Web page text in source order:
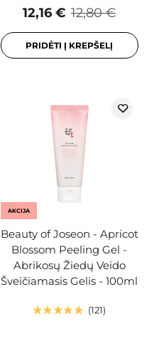
12,80 €
12,16 €
PRIDĖTI Į KREPŠELĮ
AKCIJA
Beauty of Joseon - Apricot
Blossom Peeling Gel -
Abrikosų Žiedų Veido
Šveičiamasis Gelis - 100ml
121